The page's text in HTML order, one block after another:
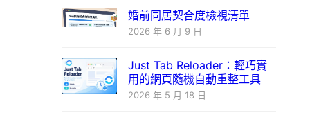
婚前同居契合度檢視清單
2026 年 6 月 9 日
Just Tab Reloader：輕巧實
用的網頁隨機自動重整工具
2026 年 5 月 18 日